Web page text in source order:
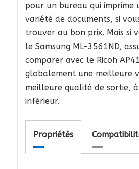
pour un bureau qui imprime
variété de documents, si
trouver au bon prix. Mais si
le Samsung ML-3561ND,
comparer avec le Ricoh
globalement une meilleure
meilleure qualité de sortie,
inférieur.
Propriétés